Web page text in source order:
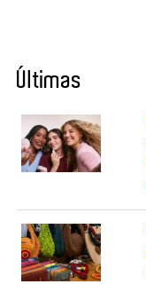
Últimas